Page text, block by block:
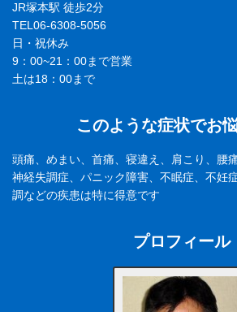
JR塚本駅 徒歩2分
TEL06-6308-5056
日・祝休み
9：00~21：00まで営業
土は18：00まで
このような症状でお
頭痛、めまい、首痛、寝違え、肩こり、腰
神経失調症、パニック障害、不眠症、不妊
調などの疾患は特に得意です
プロフィール